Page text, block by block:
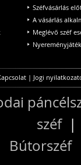
Széfvásárlás
A vásárlás
Meglévő széf
| Jogi
széf|
Bútorszéf